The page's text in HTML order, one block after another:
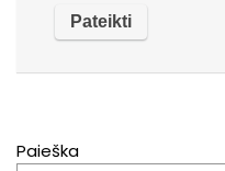
Paieška